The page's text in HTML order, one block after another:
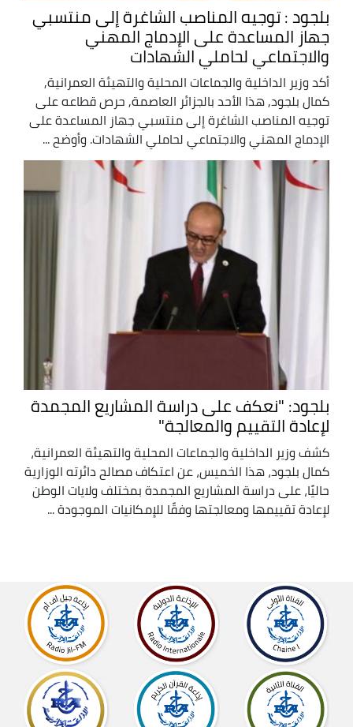
بلجود : توجيه المناصب الشاغرة إلى منتسبي
جهاز المساعدة على الإدماج المهني
والاجتماعي لحاملي الشهادات
أكد وزير الداخلية والجماعات المحلية والتهيئة العمرانية,
كمال بلجود, هذا الأحد بالجزائر العاصمة, حرص قطاعه على
توجيه المناصب الشاغرة إلى منتسبي جهاز المساعدة على
الإدماج المهني والاجتماعي لحاملي الشهادات. وأوضح ...
بلجود: "نعكف على دراسة المشاريع المجمدة
لإعادة التقييم والمعالجة"
كشف وزير الداخلية والجماعات المحلية والتهيئة العمرانية،
كمال بلجود، هذا الخميس، عن اعتكاف مصالح دائرته الوزارية
حاليًا، على دراسة المشاريع المجمدة بمختلف ولايات الوطن
لإعادة تقييمها ومعالجتها وفقًا للإمكانيات الموجودة ...